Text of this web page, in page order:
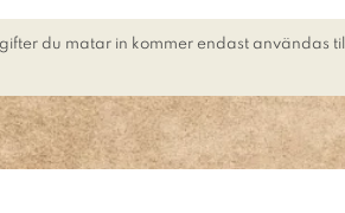
du matar in kommer endast användas